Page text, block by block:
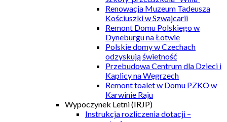
Renowacja Muzeum Tadeusza
Kościuszki w Szwajcarii
Remont Domu Polskiego w
Dyneburgu na Łotwie
Polskie domy w Czechach
odzyskują świetność
Przebudowa Centrum dla Dzieci i
Kaplicy na Węgrzech
Remont toalet w Domu PZKO w
Karwinie Raju
Wypoczynek Letni (IRJP)
Instrukcja rozliczenia dotacji –